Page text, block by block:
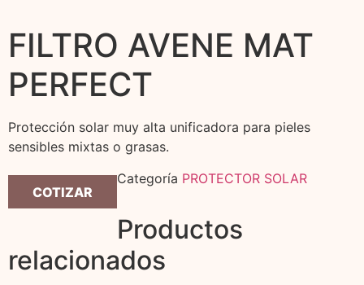
FILTRO AVENE MAT
PERFECT
Protección solar muy alta unificadora para pieles
sensibles mixtas o grasas.
COTIZAR
Categoría PROTECTOR SOLAR
Productos
relacionados